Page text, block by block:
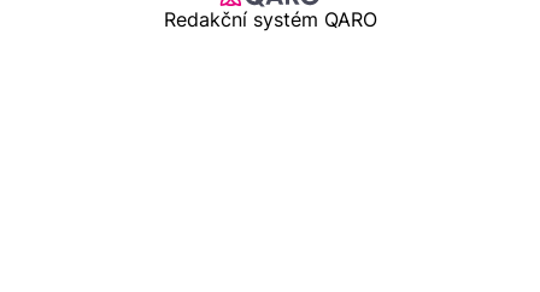
Redakční systém QARO